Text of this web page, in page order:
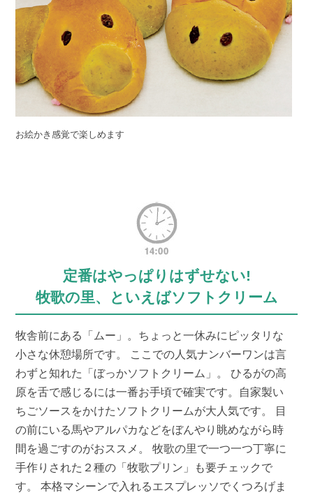
お絵かき感覚で楽しめます
定番はやっぱりはずせない!
牧歌の里、といえばソフトクリーム
牧舎前にある「ムー」。ちょっと一休みにピッタリな
小さな休憩場所です。 ここでの人気ナンバーワンは言
わずと知れた「ぼっかソフトクリーム」。 ひるがの高
原を舌で感じるには一番お手頃で確実です。自家製い
ちごソースをかけたソフトクリームが大人気です。 目
の前にいる馬やアルパカなどをぼんやり眺めながら時
間を過ごすのがおススメ。 牧歌の里で一つ一つ丁寧に
手作りされた２種の「牧歌プリン」も要チェックで
す。 本格マシーンで入れるエスプレッソでくつろげま